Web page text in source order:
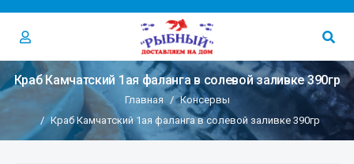
Краб Камчатский 1ая фаланга в солевой заливке 390гр
Главная
Консервы
Краб Камчатский 1ая фаланга в солевой заливке 390гр